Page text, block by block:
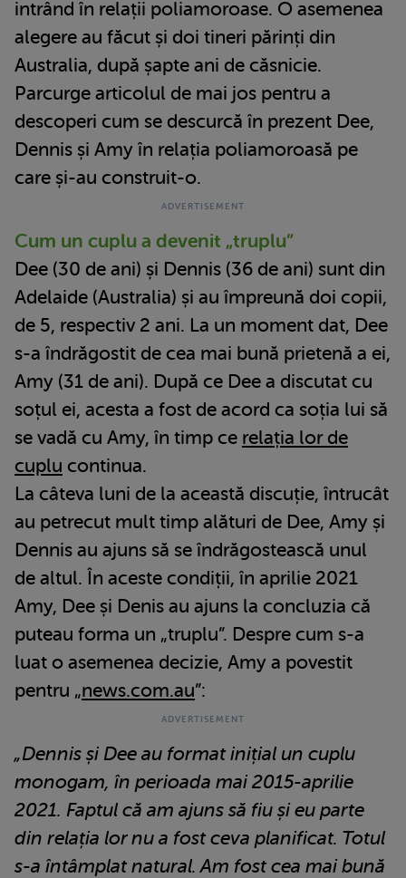
intrând în relații poliamoroase. O asemenea
alegere au făcut și doi tineri părinți din
Australia, după șapte ani de căsnicie.
Parcurge articolul de mai jos pentru a
descoperi cum se descurcă în prezent Dee,
Dennis și Amy în relația poliamoroasă pe
care și-au construit-o.
Cum un cuplu a devenit „truplu”
Dee (30 de ani) și Dennis (36 de ani) sunt din
Adelaide (Australia) și au împreună doi copii,
de 5, respectiv 2 ani. La un moment dat, Dee
s-a îndrăgostit de cea mai bună prietenă a ei,
Amy (31 de ani). După ce Dee a discutat cu
soțul ei, acesta a fost de acord ca soția lui să
se vadă cu Amy, în timp ce relația lor de
cuplu continua.
La câteva luni de la această discuție, întrucât
au petrecut mult timp alături de Dee, Amy și
Dennis au ajuns să se îndrăgostească unul
de altul. În aceste condiții, în aprilie 2021
Amy, Dee și Denis au ajuns la concluzia că
puteau forma un „truplu”. Despre cum s-a
luat o asemenea decizie, Amy a povestit
pentru „news.com.au”:
„Dennis și Dee au format inițial un cuplu
monogam, în perioada mai 2015-aprilie
2021. Faptul că am ajuns să fiu și eu parte
din relația lor nu a fost ceva planificat. Totul
s-a întâmplat natural. Am fost cea mai bună